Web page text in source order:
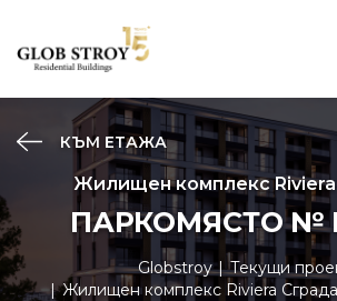
КЪМ ЕТАЖА
Жилищен комплекс Riviera
ПАРКОМЯСТО №
Globstroy
Текущи
Жилищен комплекс Riviera